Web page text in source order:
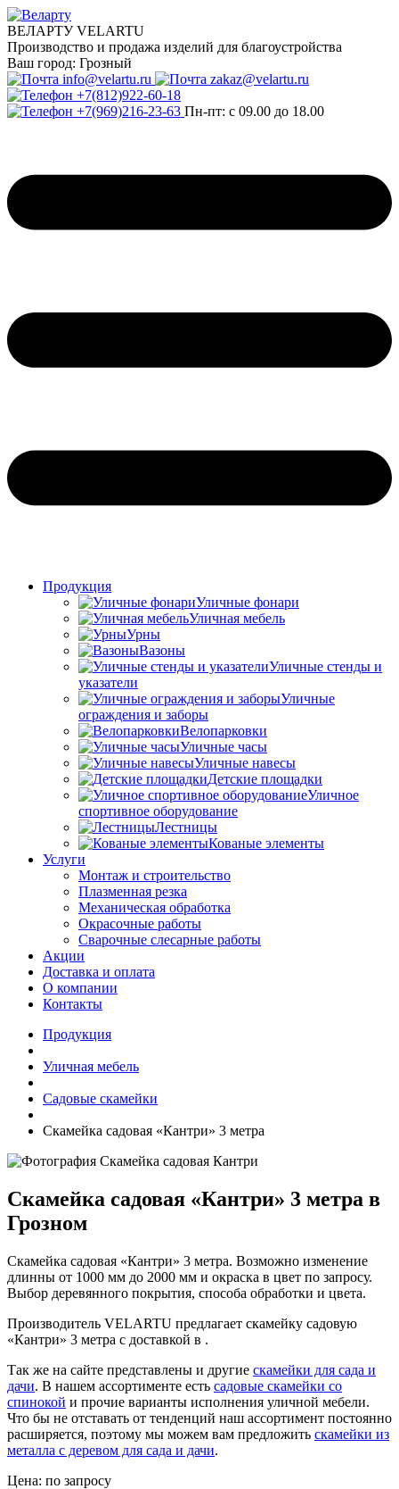
ВЕЛАРТУ VELARTU
Производство и продажа изделий для благоустройства
Ваш город: Грозный
info@velartu.ru
zakaz@velartu.ru
+7(812)922-60-18
+7(969)216-23-63 Пн-пт: с 09.00 до 18.00
Продукция
Уличные фонари
Уличная мебель
Урны
Вазоны
Уличные стенды и
указатели
Уличные
ограждения и заборы
Велопарковки
Уличные часы
Уличные навесы
Детские площадки
Уличное
спортивное оборудование
Лестницы
Кованые элементы
Услуги
Монтаж и строительство
Плазменная резка
Механическая обработка
Окрасочные работы
Сварочные слесарные работы
Акции
Доставка и оплата
О компании
Контакты
Продукция
Уличная мебель
Садовые скамейки
Скамейка садовая «Кантри» 3 метра
Скамейка садовая «Кантри» 3 метра в
Грозном
Скамейка садовая «Кантри» 3 метра. Возможно изменение
длинны от 1000 мм до 2000 мм и окраска в цвет по запросу.
Выбор деревянного покрытия, способа обработки и цвета.
Производитель VELARTU предлагает скамейку садовую
«Кантри» 3 метра с доставкой в .
Так же на сайте представлены и другие скамейки для сада и
дачи. В нашем ассортименте есть садовые скамейки со
спинокой и прочие варианты исполнения уличной мебели.
Что бы не отставать от тенденций наш ассортимент постоянно
расширяется, поэтому мы можем вам предложить скамейки из
металла с деревом для сада и дачи.
Цена: по запросу